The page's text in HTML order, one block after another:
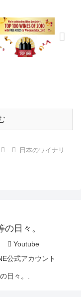
日本のワイナリ
日々。
Youtube
公式アカウント
日々。.